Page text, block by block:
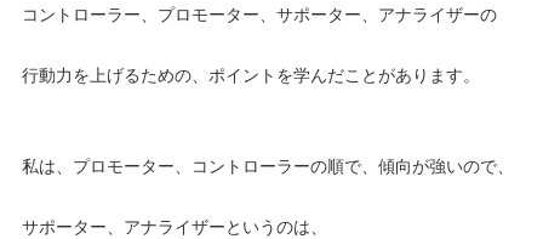
コントローラー、プロモーター、サポーター、アナライザーの
行動力を上げるための、ポイントを学んだことがあります。
私は、プロモーター、コントローラーの順で、傾向が強いので、
サポーター、アナライザーというのは、